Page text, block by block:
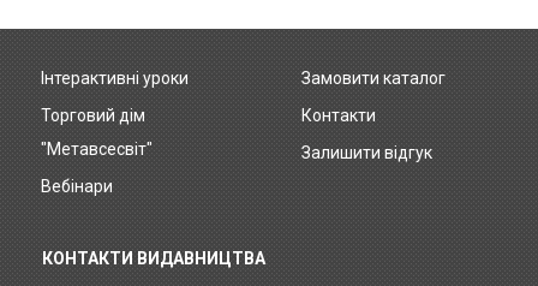
КОНТАКТИ ВИДАВНИЦТВА
Footer
menu
Інтерактивні уроки
Торговий дім
"Метавсесвіт"
Вебінари
Замовити каталог
Контакти
Залишити відгук